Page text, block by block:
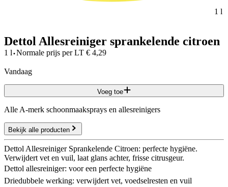
1 l
Dettol Allesreiniger sprankelende citroen
1 l·Normale prijs per LT € 4,29
vandaag
Voeg toe
Alle A-merk schoonmaaksprays en allesreinigers
Bekijk alle producten
Dettol Allesreiniger Sprankelende Citroen: perfecte hygiëne.
Verwijdert vet en vuil, laat glans achter, frisse citrusgeur.
Dettol allesreiniger: voor een perfecte hygiëne
Driedubbele werking: verwijdert vet, voedselresten en vuil